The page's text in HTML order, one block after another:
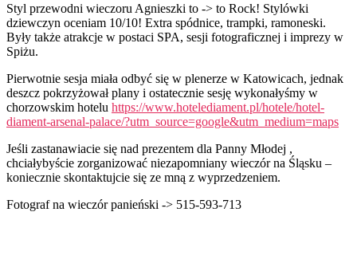
Styl przewodni wieczoru Agnieszki to -> to Rock! Stylówki
dziewczyn oceniam 10/10! Extra spódnice, trampki, ramoneski.
Były także atrakcje w postaci SPA, sesji fotograficznej i imprezy w
Spiżu.
Pierwotnie sesja miała odbyć się w plenerze w Katowicach, jednak
deszcz pokrzyżował plany i ostatecznie sesję wykonałyśmy w
chorzowskim hotelu https://www.hotelediament.pl/hotele/hotel-
diament-arsenal-palace/?utm_source=google&utm_medium=maps
Jeśli zastanawiacie się nad prezentem dla Panny Młodej ,
chciałybyście zorganizować niezapomniany wieczór na Śląsku –
koniecznie skontaktujcie się ze mną z wyprzedzeniem.
Fotograf na wieczór panieński -> 515-593-713